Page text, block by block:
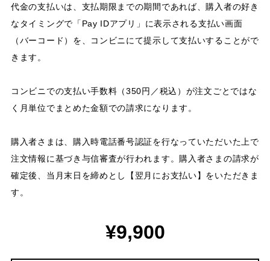
代金の支払いは、支払期限までの期間であれば、購入者の好き
なタイミングで「Pay IDアプリ」に表示される支払い画面
（バーコード）を、コンビニにて提示して支払いすることがで
きます。
コンビニでの支払い手数料（350円／税込）が注文ごとではな
く月単位でまとめた金額での請求になります。
購入者さまは、購入時電話番号認証を行なっていただいた上で
注文情報に基づき与信審査が行われます。購入者さまの請求が
確定後、当月末日を締めとし【翌月にお支払い】をいただきま
す。
¥9,900